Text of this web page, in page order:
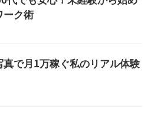
ーク術
真で月1万稼ぐ私のリアル体験